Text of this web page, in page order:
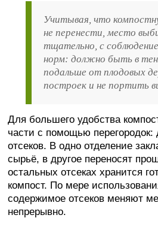
Учитывая, что
не перенести, место
тщательно, с
норм: должно быть в
подальше от плодовых
построек и не портить
Для большего удобства
части с помощью перегородок:
отсеков. В одно отделение
сырьё, в другое переносят
остальных отсеках хранится
компост. По мере
содержимое отсеков меняют
непрерывно.